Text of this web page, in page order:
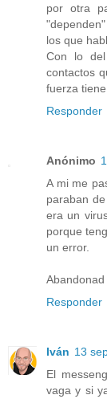
por otra
los que
Con lo
contactos
fuerza
Responder
Anónimo
A mi me
paraban
era un
porque
un error.
Abandonad
Responder
Iván 13
El
vaga y si